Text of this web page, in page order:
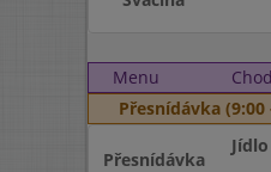
Menu
Chod
Přesnídávka (9:00
Přesnídávka
Jídlo